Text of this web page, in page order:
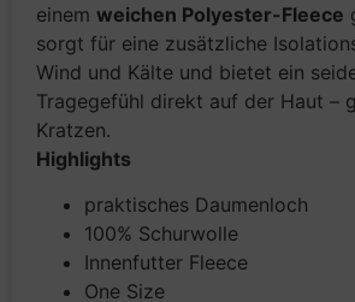
einem weichen Polyester-Fleece
sorgt für eine zusätzliche
Wind und Kälte und bietet ein
Tragegefühl direkt auf der Haut –
Kratzen.
Highlights
praktisches Daumenloch
100% Schurwolle
Innenfutter Fleece
One Size